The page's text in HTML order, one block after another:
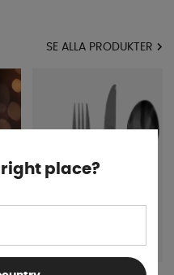
SE ALLA PRODUKTER
place?